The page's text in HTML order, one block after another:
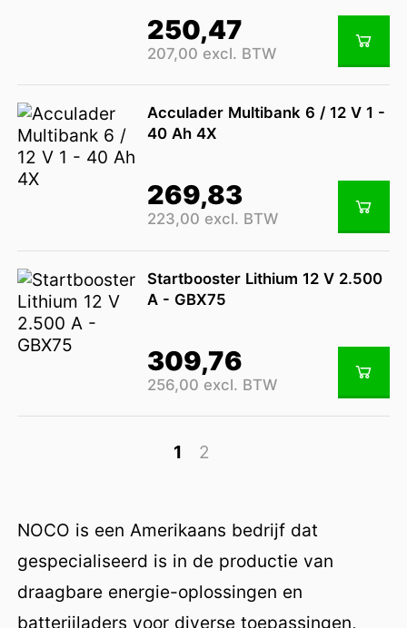
250,47
207,00 excl. BTW
Acculader Multibank 6 / 12 V 1 -
40 Ah 4X
269,83
223,00 excl. BTW
Startbooster Lithium 12 V 2.500
A - GBX75
309,76
256,00 excl. BTW
1 2
NOCO is een Amerikaans bedrijf dat
gespecialiseerd is in de productie van
draagbare energie-oplossingen en
batterijladers voor diverse toepassingen,